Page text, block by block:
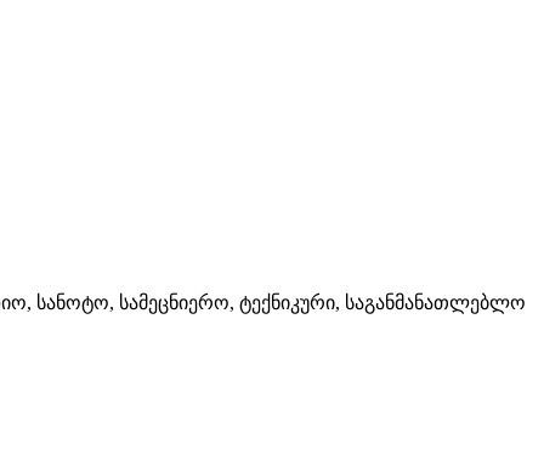
სანოტო, სამეცნიერო, ტექნიკური, საგანმანათლებლო